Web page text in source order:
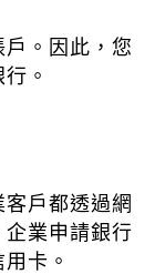
。因此，您
。
戶都透過網
企業申請銀行
卡。